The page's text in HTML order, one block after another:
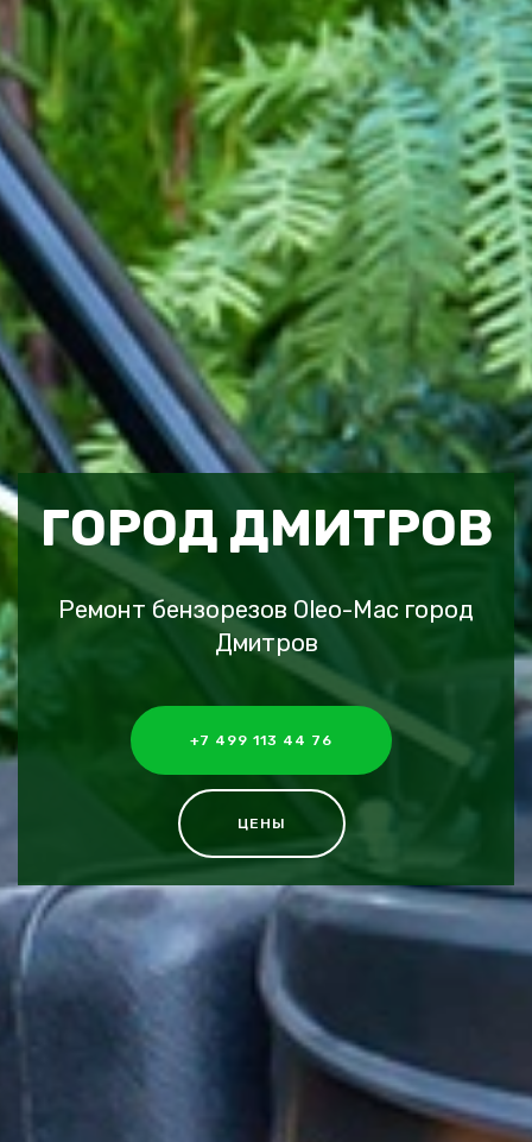
ГОРОД ДМИТРОВ
Ремонт бензорезов Oleo-Mac город
Дмитров
+7 499 113 44 76
ЦЕНЫ